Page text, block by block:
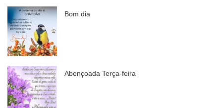
Bom dia
Abençoada Terça-feira